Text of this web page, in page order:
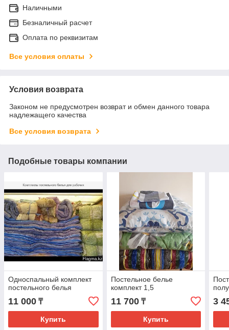
Наличными
Безналичный расчет
Оплата по реквизитам
Все условия оплаты
Условия возврата
Законом не предусмотрен возврат и обмен данного товара
надлежащего качества
Все условия возврата
Подобные товары компании
Односпальный комплект
постельного белья
11 000 ₸
Купить
Постельное белье
комплект 1,5
11 700₸
Купить
3